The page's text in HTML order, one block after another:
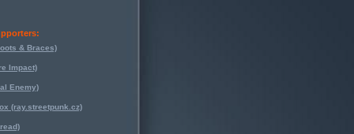
& Braces)
Impact)
Enemy)
(ray.streetpunk.cz)